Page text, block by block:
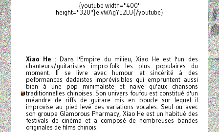
{youtube width="400"
height="320"}eivWAgYE2LU{/youtube}
Xiao He : Dans l'Empire du milieu, Xiao He est l'un des
chanteurs/guitaristes impro-folk les plus populaires du
moment. Il se livre avec humour et sincérité à des
peformances dadaïstes imprévisibles qui empruntent aussi
bien à une pop minimaliste et naïve qu'aux chansons
traditionnelles chinoises. Son univers foufou est constitué d'un
méandre de riffs de guitare mis en boucle sur lequel il
improvise au pied levé des variations vocales. Seul ou avec
son groupe Glamorous Pharmacy, Xiao He est un habitué des
festivals de cinéma et a composé de nombreuses bandes
originales de films chinois.